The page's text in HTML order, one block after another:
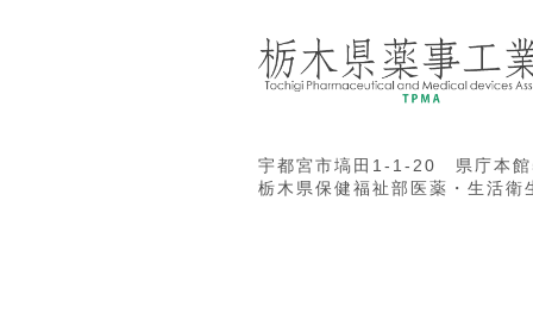
宇都宮市塙田1-1-20 県庁本
栃木県保健福祉部医薬・生活衛